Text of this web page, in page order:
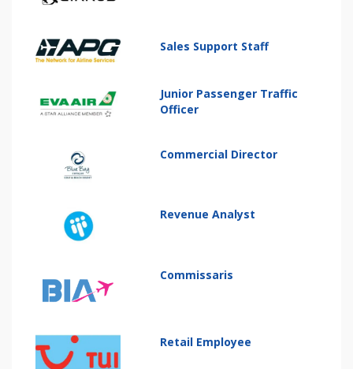
Sales Support Staff
Junior Passenger Traffic
Officer
Commercial Director
Revenue Analyst
Commissaris
Retail Employee